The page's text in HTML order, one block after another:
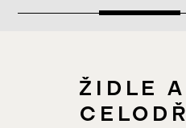
ŽIDLE